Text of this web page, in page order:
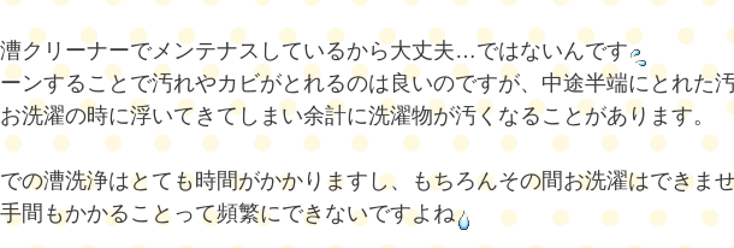
クリーナーでメンテナスしているから大丈夫…ではないんです
ンすることで汚れやカビがとれるのは良いのですが、中途半端にとれた
洗濯の時に浮いてきてしまい余計に洗濯物が汚くなることがあります。
の漕洗浄はとても時間がかかりますし、もちろんその間お洗濯はできま
間もかかることって頻繁にできないですよね